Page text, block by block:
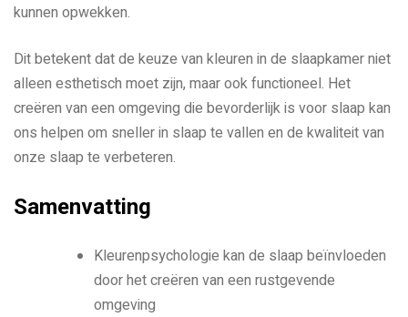
kunnen opwekken.
Dit betekent dat de keuze van kleuren in de slaapkamer niet
alleen esthetisch moet zijn, maar ook functioneel. Het
creëren van een omgeving die bevorderlijk is voor slaap kan
ons helpen om sneller in slaap te vallen en de kwaliteit van
onze slaap te verbeteren.
Samenvatting
Kleurenpsychologie kan de slaap beïnvloeden
door het creëren van een rustgevende
omgeving